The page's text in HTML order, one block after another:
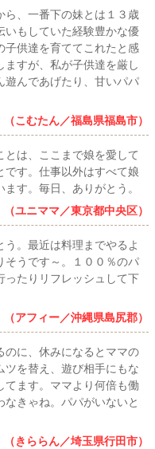
ら、一番下の妹とは１３歳
いもしていた経験豊かな優
子供達を育ててこれたと感
すが、私が子供達を厳し
遊んであげたり、甘いパパ
（こむたん／福島県福島市）
は、ここまで娘を愛して
です。仕事以外はすべて娘
す。毎日、ありがとう。
（ユニママ／東京都中央区）
。最近は料理までやるよ
そうです～。１００％のパ
ったりリフレッシュして下
（アフィー／沖縄県島尻郡）
のに、休みになるとママの
ツを替え、遊び相手にもな
てます。ママより何倍も働
きゃね。パパがいないと
（きららん／埼玉県行田市）